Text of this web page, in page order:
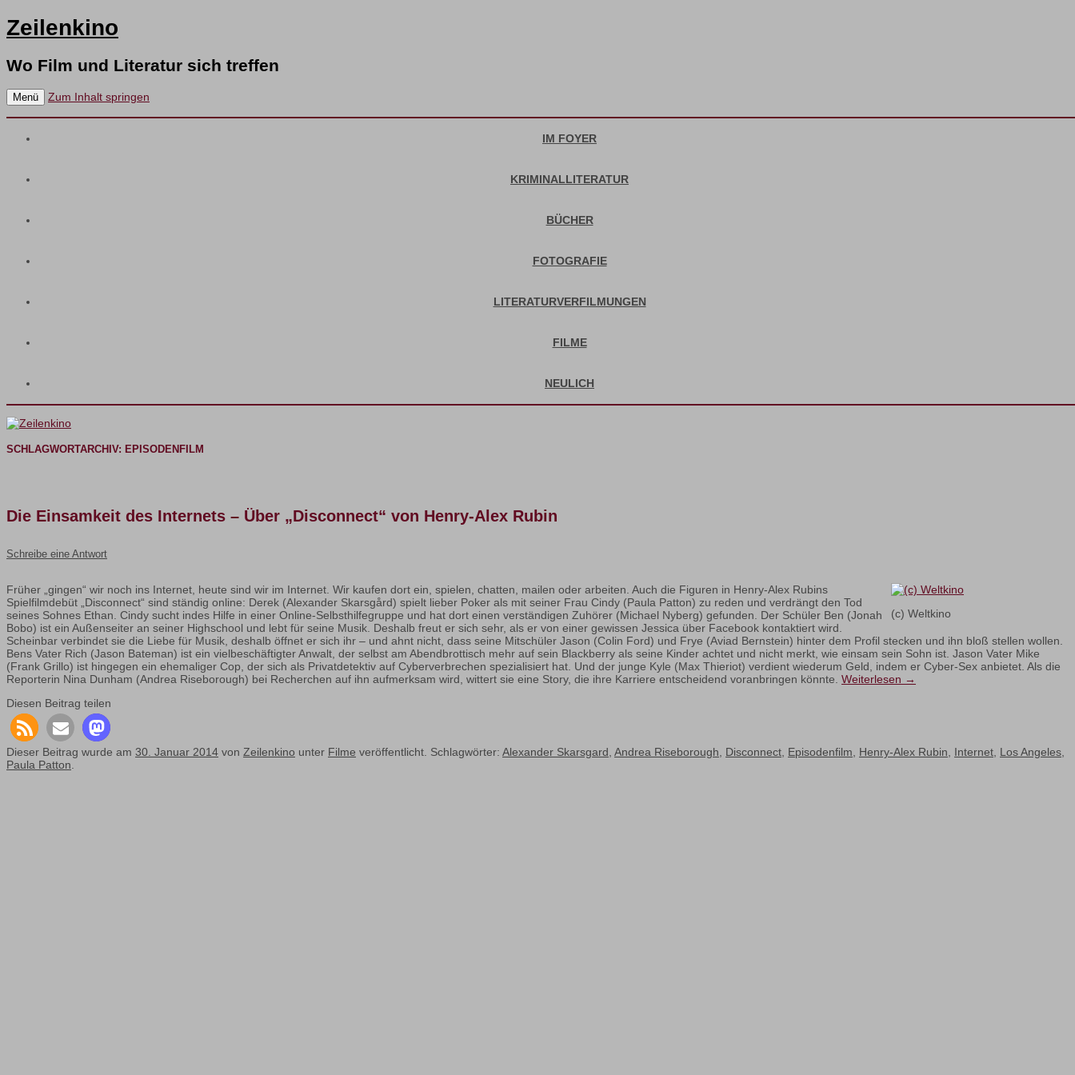
Zeilenkino
Wo Film und Literatur sich treffen
Menü Zum Inhalt springen
IM FOYER
KRIMINALLITERATUR
BÜCHER
FOTOGRAFIE
LITERATURVERFILMUNGEN
FILME
NEULICH
SCHLAGWORTARCHIV: EPISODENFILM
Die Einsamkeit des Internets – Über „Disconnect“ von Henry-Alex Rubin
Schreibe eine Antwort
(c) Weltkino
Früher „gingen“ wir noch ins Internet, heute sind wir im Internet. Wir kaufen dort ein, spielen, chatten, mailen oder arbeiten. Auch die Figuren in Henry-Alex Rubins
Spielfilmdebüt „Disconnect“ sind ständig online: Derek (Alexander Skarsgård) spielt lieber Poker als mit seiner Frau Cindy (Paula Patton) zu reden und verdrängt den Tod
seines Sohnes Ethan. Cindy sucht indes Hilfe in einer Online-Selbsthilfegruppe und hat dort einen verständigen Zuhörer (Michael Nyberg) gefunden. Der Schüler Ben (Jonah
Bobo) ist ein Außenseiter an seiner Highschool und lebt für seine Musik. Deshalb freut er sich sehr, als er von einer gewissen Jessica über Facebook kontaktiert wird.
Scheinbar verbindet sie die Liebe für Musik, deshalb öffnet er sich ihr – und ahnt nicht, dass seine Mitschüler Jason (Colin Ford) und Frye (Aviad Bernstein) hinter dem Profil stecken und ihn bloß stellen wollen.
Bens Vater Rich (Jason Bateman) ist ein vielbeschäftigter Anwalt, der selbst am Abendbrottisch mehr auf sein Blackberry als seine Kinder achtet und nicht merkt, wie einsam sein Sohn ist. Jason Vater Mike
(Frank Grillo) ist hingegen ein ehemaliger Cop, der sich als Privatdetektiv auf Cyberverbrechen spezialisiert hat. Und der junge Kyle (Max Thieriot) verdient wiederum Geld, indem er Cyber-Sex anbietet. Als die
Reporterin Nina Dunham (Andrea Riseborough) bei Recherchen auf ihn aufmerksam wird, wittert sie eine Story, die ihre Karriere entscheidend voranbringen könnte. Weiterlesen →
Diesen Beitrag teilen
Dieser Beitrag wurde am 30. Januar 2014 von Zeilenkino unter Filme veröffentlicht. Schlagwörter: Alexander Skarsgard, Andrea Riseborough, Disconnect, Episodenfilm, Henry-Alex Rubin, Internet, Los Angeles,
Paula Patton.